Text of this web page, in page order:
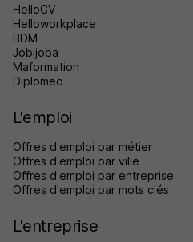
HelloCV
Helloworkplace
BDM
Jobijoba
Maformation
Diplomeo
L'emploi
Offres d'emploi par métier
Offres d'emploi par ville
Offres d'emploi par entreprise
Offres d'emploi par mots clés
L'entreprise